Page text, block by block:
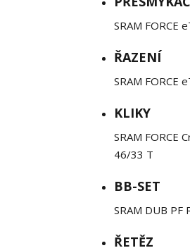
SRAM FORCE
ŘAZENÍ
SRAM FORCE
KLIKY
SRAM FORCE
46/33 T
BB-SET
SRAM DUB PF
ŘETĚZ